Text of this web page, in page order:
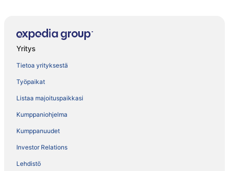
Yritys
Tietoa yrityksestä
Työpaikat
Listaa majoituspaikkasi
Kumppaniohjelma
Kumppanuudet
Investor Relations
Lehdistö